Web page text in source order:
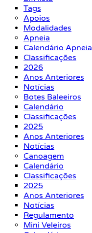
Tags
Apoios
Modalidades
Apneia
Calendário Apneia
Classificações
2026
Anos Anteriores
Notícias
Botes Baleeiros
Calendário
Classificações
2025
Anos Anteriores
Notícias
Canoagem
Calendário
Classificações
2025
Anos Anteriores
Notícias
Regulamento
Mini Veleiros